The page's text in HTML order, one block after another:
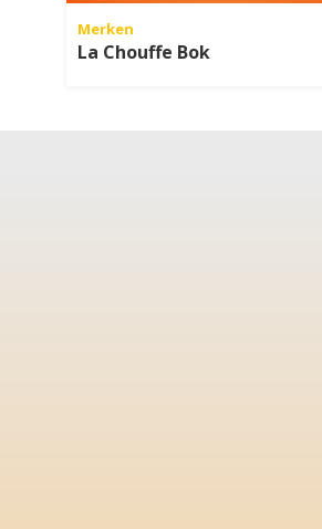
Merken
La Chouffe Bok